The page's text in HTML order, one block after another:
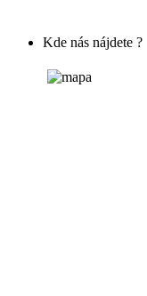
Kde nás nájdete ?